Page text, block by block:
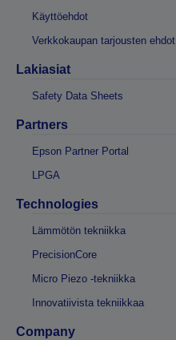
Käyttöehdot
Verkkokaupan tarjousten ehdot
Lakiasiat
Safety Data Sheets
Partners
Epson Partner Portal
LPGA
Technologies
Lämmötön tekniikka
PrecisionCore
Micro Piezo -tekniikka
Innovatiivista tekniikkaa
Company